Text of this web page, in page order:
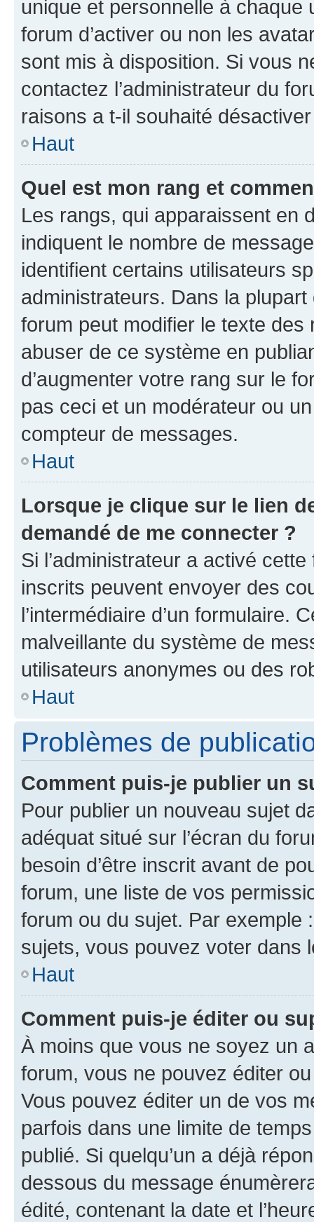
unique et personnelle à chaque
forum d’activer ou non les
sont mis à disposition. Si vous
contactez l’administrateur du
raisons a t-il souhaité
Haut
Quel est mon rang et
Les rangs, qui apparaissent en
indiquent le nombre de
identifient certains utilisateurs
administrateurs. Dans la
forum peut modifier le texte
abuser de ce système en
d’augmenter votre rang sur le
pas ceci et un modérateur ou
compteur de messages.
Haut
Lorsque je clique sur le lien
demandé de me connecter ?
Si l’administrateur a activé
inscrits peuvent envoyer des
l’intermédiaire d’un formulaire.
malveillante du système de
utilisateurs anonymes ou des
Haut
Problèmes de
Comment puis-je publier un
Pour publier un nouveau sujet
adéquat situé sur l’écran du
besoin d’être inscrit avant de
forum, une liste de vos
forum ou du sujet. Par exemple
sujets, vous pouvez voter dans
Haut
Comment puis-je éditer ou
À moins que vous ne soyez un
forum, vous ne pouvez éditer
Vous pouvez éditer un de vos
parfois dans une limite de
publié. Si quelqu’un a déjà
dessous du message
édité, contenant la date et